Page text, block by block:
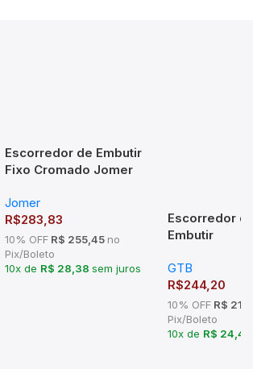
Escorredor de Embutir
Fixo Cromado Jomer
Jomer
R$283,83
10% OFFR$ 255,45 no
Pix/Boleto
10x de R$ 28,38 sem juros
Escorredor
Embutir
600mm
GTB
R$244,20
10% OFFR$
Pix/Boleto
10x de R$